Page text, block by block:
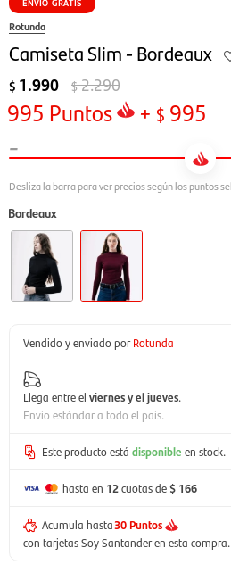
ENVÍO GRATIS
Rotunda
Camiseta Slim - Bordeaux
$ 1.990 $2.290
995 Puntos + $ 995
-
Bordeaux
Vendido y enviado por Rotunda
Llega entre el viernes y el jueves.
Envío estándar a todo el país.
Este producto está disponible en stock.
hasta en 12cuotas de$ 166
Acumula hasta30 Puntos
con tarjetas Soy Santander en esta compra.